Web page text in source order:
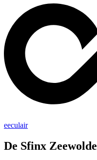
eeculair
De Sfinx Zeewolde